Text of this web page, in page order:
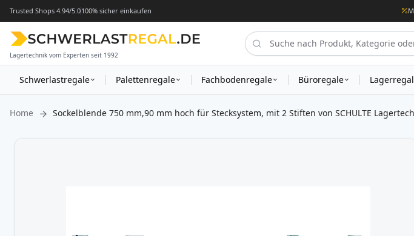
Trusted Shops 4.94/5.0100% sicher einkaufen
Lagertechnik vom Experten seit 1992
Schwerlastregale Fachbodenregale Büroregale
Palettenregale
Home Sockelblende 750 mm,90 mm hoch für Stecksystem, mit 2 Stiften von SCHULTE